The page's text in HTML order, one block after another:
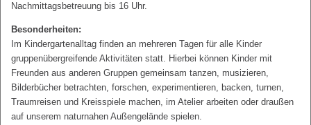
Nachmittagsbetreuung bis 16 Uhr.
Besonderheiten:
Im Kindergartenalltag finden an mehreren Tagen für alle Kinder
gruppenübergreifende Aktivitäten statt. Hierbei können Kinder mit
Freunden aus anderen Gruppen gemeinsam tanzen, musizieren,
Bilderbücher betrachten, forschen, experimentieren, backen, turnen,
Traumreisen und Kreisspiele machen, im Atelier arbeiten oder draußen
auf unserem naturnahen Außengelände spielen.